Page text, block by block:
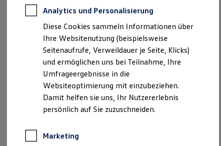
Autokredit mit Schlussrate
Versicherungen und Garantien
Kfz-Versicherung
Restschuldversicherungen
Garantien
Wartungsverträge
Geschäftskunden
Professional Class bei Volkswagen
Großkunden
Behörden
Direktkunden
Sonderfahrzeuge
Elektromobilität
Elektroautos
das Fahrwerk nach Ihren Bedürfnissen anpassen – wählen
Sie dabei ausFahrprofilenwie Sport, Komfort oder
Individual.
Nutzungsbedingungen
Datenschutzerklärungen
Cookie-Richtlinie
Lizenzhinweise Dritter
Produktsicherheitsinformationen
Analytics und Personalisierung
Diese Cookies sammeln Informationen über
Ihre Websitenutzung (beispielsweise
Seitenaufrufe, Verweildauer je Seite, Klicks)
und ermöglichen uns bei Teilnahme, Ihre
Umfrageergebnisse in die
Websiteoptimierung mit einzubeziehen.
Damit helfen sie uns, Ihr Nutzererlebnis
persönlich auf Sie zuzuschneiden.
Marketing